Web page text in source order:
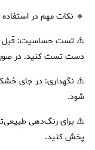
🔹 نکات مهم در استفاده
⚠️ تست حساسیت: قبل از
دست تست کنید. در
⚠️ نگهداری: در جای
شود.
⚠️ برای رنگ‌دهی
پخش کنید.